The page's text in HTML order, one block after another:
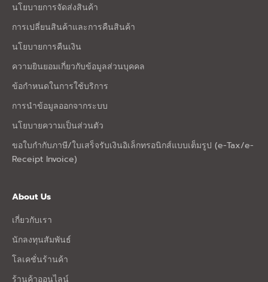
นโยบายการจัดส่งสินค้า
การเปลี่ยนสินค้าและการคืนสินค้า
นโยบายการคืนเงิน
ความยินยอมเกี่ยวกับข้อมูลส่วนบุคคล
ข้อกำหนดในการใช้บริการ
การนำข้อมูลออกจากระบบ
นโยบายความเป็นส่วนตัว
ขอใบกำกับภาษี/ใบเสร็จรับเงินอิเล็กทรอนิกส์แบบเต็มรูป (e-Tax/e-
Receipt Invoice)
About Us
เกี่ยวกับเรา
นักลงทุนสัมพันธ์
โลเคชั่นร้านค้า
ร้านค้าออนไลน์